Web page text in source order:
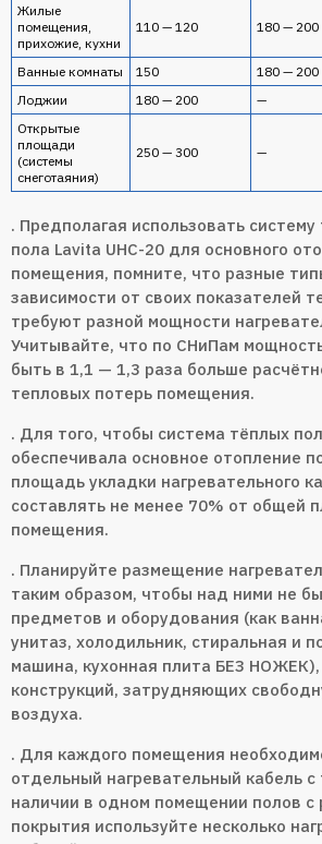
Жилые
помещения,
прихожие, кухни
110 — 120 180 — 200
Ванные комнаты 150
180 — 200
Лоджии
180 — 200
—
Открытые
площади
(системы
снеготаяния)
250 — 300 —
. Предполагая использовать систему
пола Lavita UHC-20 для основного
помещения, помните, что разные
зависимости от своих показателей
требуют разной мощности
Учитывайте, что по СНиПам
быть в 1,1 — 1,3 раза больше
тепловых потерь помещения.
. Для того, чтобы система тёплых
обеспечивала основное отопление
площадь укладки нагревательного
составлять не менее 70% от общей
помещения.
. Планируйте размещение
таким образом, чтобы над ними не
предметов и оборудования (как
унитаз, холодильник, стиральная и
машина, кухонная плита БЕЗ НОЖЕК),
конструкций, затрудняющих
воздуха.
. Для каждого помещения
отдельный нагревательный кабель
наличии в одном помещении полов с
покрытия используйте несколько